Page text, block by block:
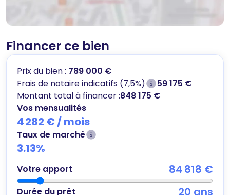
Financer ce bien
Prix du bien : 789 000 €
Frais de notaire indicatifs (7,5%)
59 175 €
Montant total à financer :848 175 €
Vos mensualités
4 282 € / mois
Taux de marché
3.13%
Votre apport 84 818 €
Durée du prêt 20 ans